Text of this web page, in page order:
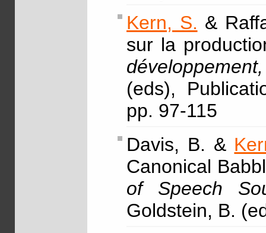
Kern, S. &
sur la
(eds),
pp. 97-115
Davis, B. &
Canonical
of Speech
Goldstein, B.